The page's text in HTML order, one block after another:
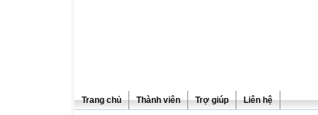
Trang chủ Thành viên Trợ giúp Liên hệ